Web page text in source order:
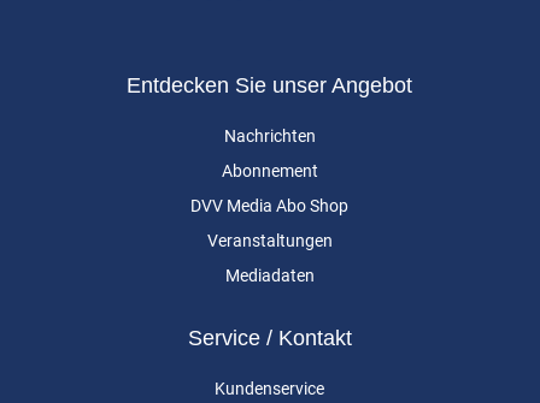
Entdecken Sie unser Angebot
Nachrichten
Abonnement
DVV Media Abo Shop
Veranstaltungen
Mediadaten
Service / Kontakt
Kundenservice